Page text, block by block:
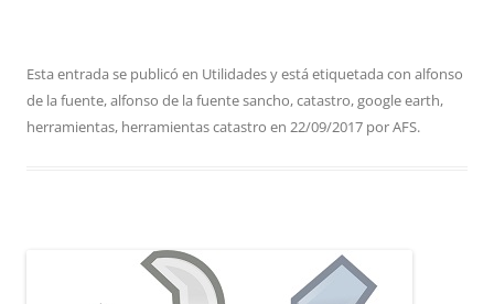
Esta entrada se publicó en Utilidadesy está etiquetada con alfonso
de la fuente,alfonso de la fuente sancho,catastro,google earth,
herramientas, herramientas catastro en 22/09/2017 porAFS.